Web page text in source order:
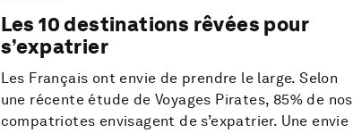
Les 10 destinations rêvées pour
s’expatrier
Les Français ont envie de prendre le large. Selon
une récente étude de Voyages Pirates, 85% de nos
compatriotes envisagent de s’expatrier. Une envie